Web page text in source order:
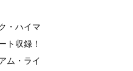
・ハイマ
ト収録！
ム・ライ